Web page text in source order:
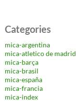
Categories
mica-argentina
mica-atletico de madrid
mica-barça
mica-brasil
mica-españa
mica-francia
mica-index